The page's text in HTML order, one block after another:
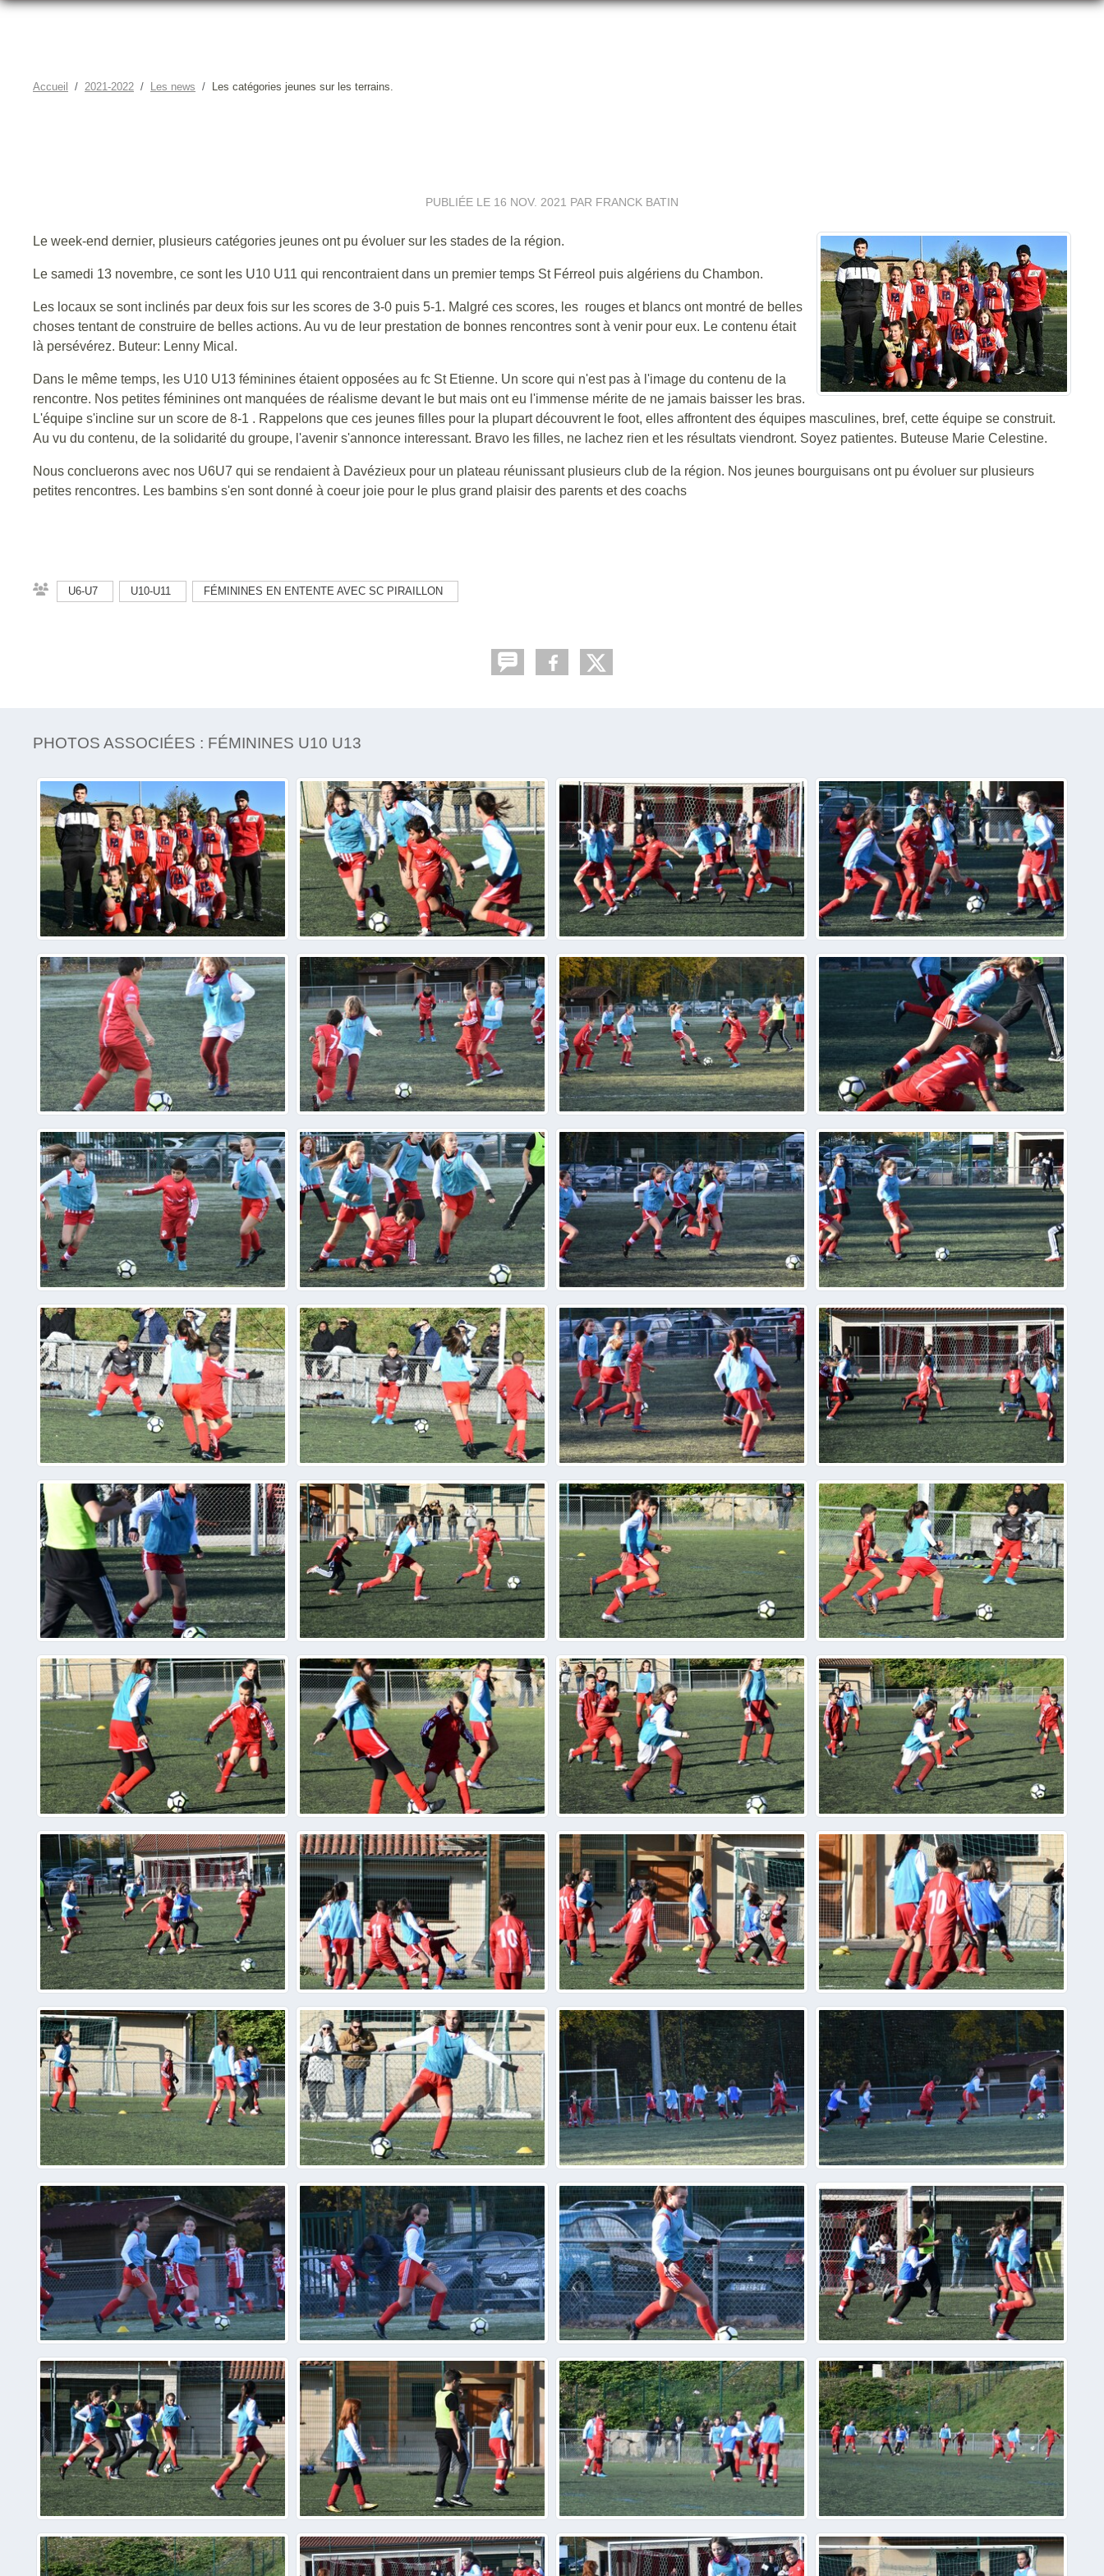
Accueil 2021-2022 Les news Les catégories jeunes sur les terrains.
PUBLIÉE LE 16 NOV. 2021 PAR FRANCK BATIN
Le week-end dernier, plusieurs catégories jeunes ont pu évoluer sur les stades de la région.
Le samedi 13 novembre, ce sont les U10 U11 qui rencontraient dans un premier temps St Férreol puis algériens du Chambon.
Les locaux se sont inclinés par deux fois sur les scores de 3-0 puis 5-1. Malgré ces scores, les rouges et blancs ont montré de belles
choses tentant de construire de belles actions. Au vu de leur prestation de bonnes rencontres sont à venir pour eux. Le contenu était
là persévérez. Buteur: Lenny Mical.
Dans le même temps, les U10 U13 féminines étaient opposées au fc St Etienne. Un score qui n'est pas à l'image du contenu de la
rencontre. Nos petites féminines ont manquées de réalisme devant le but mais ont eu l'immense mérite de ne jamais baisser les bras.
L'équipe s'incline sur un score de 8-1 . Rappelons que ces jeunes filles pour la plupart découvrent le foot, elles affrontent des équipes masculines, bref, cette équipe se construit.
Au vu du contenu, de la solidarité du groupe, l'avenir s'annonce interessant. Bravo les filles, ne lachez rien et les résultats viendront. Soyez patientes. Buteuse Marie Celestine.
Nous concluerons avec nos U6U7 qui se rendaient à Davézieux pour un plateau réunissant plusieurs club de la région. Nos jeunes bourguisans ont pu évoluer sur plusieurs
petites rencontres. Les bambins s'en sont donné à coeur joie pour le plus grand plaisir des parents et des coachs
U6-U7 U10-U11 FÉMININES EN ENTENTE AVEC SC PIRAILLON
PHOTOS ASSOCIÉES : FÉMININES U10 U13